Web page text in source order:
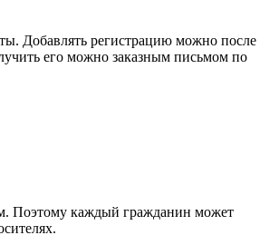
Добавлять регистрацию можно после
его можно заказным письмом по
Поэтому каждый гражданин может